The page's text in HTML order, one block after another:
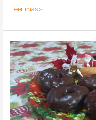
Como
roscón
bombón
en
Thermomix
Leer más »